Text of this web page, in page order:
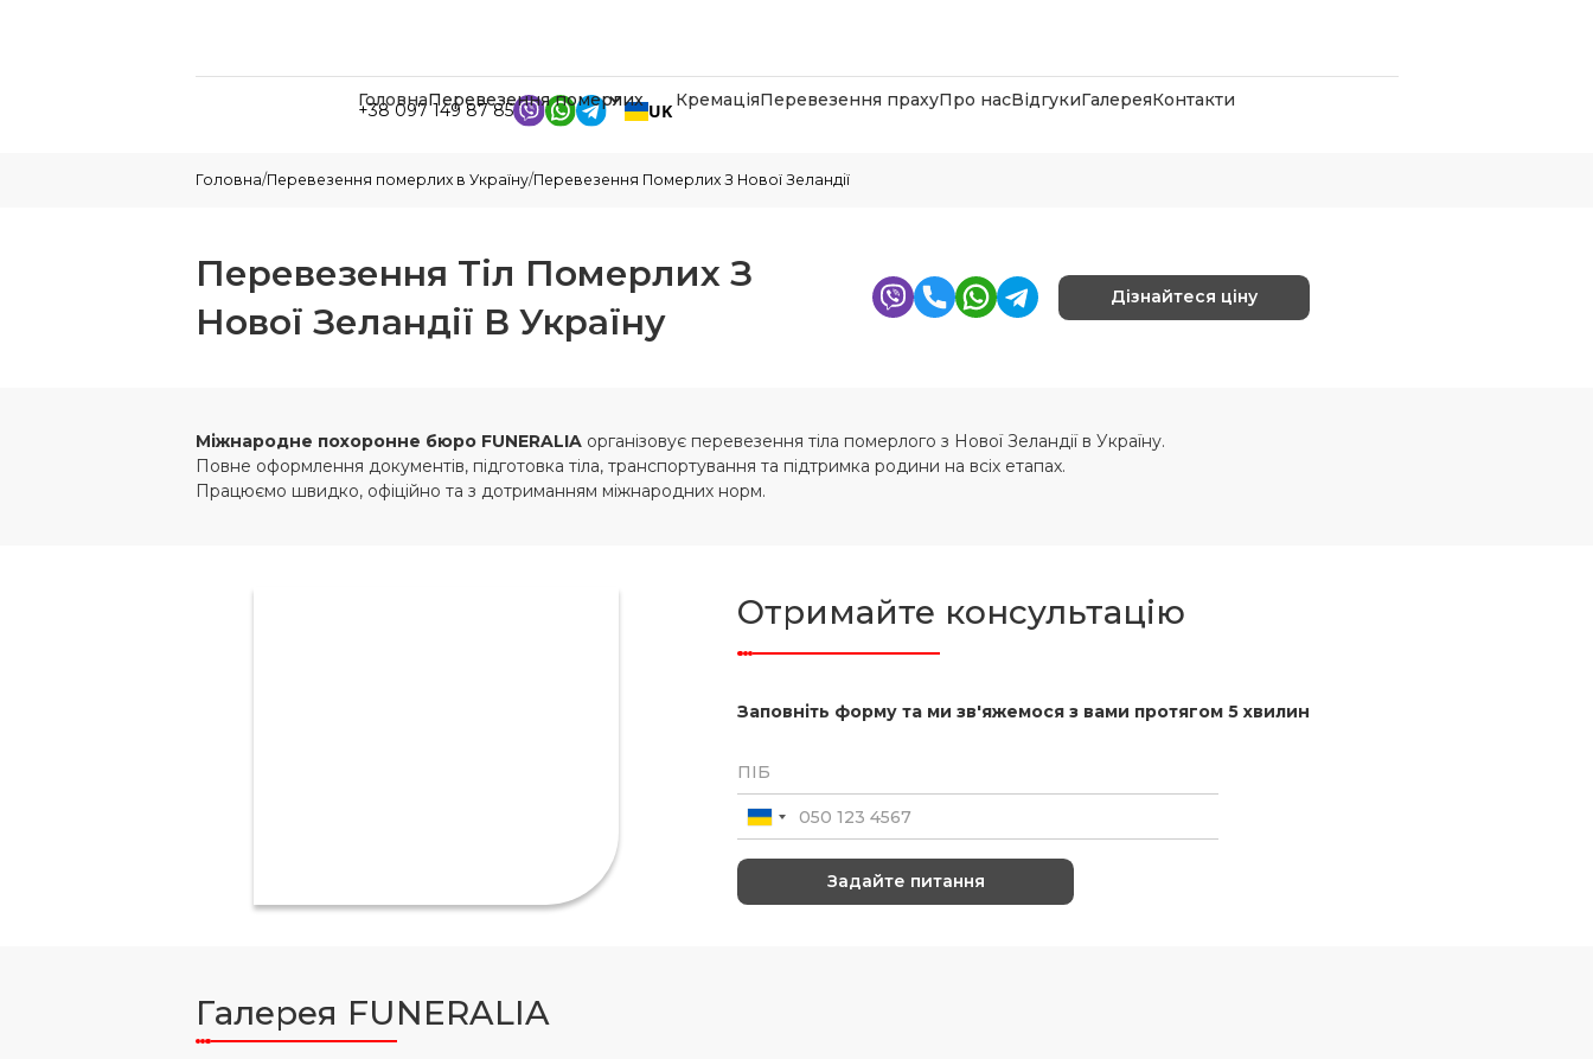
+38 097 149 87 85 UK
ГоловнаПеревезення померлих КремаціяПеревезення прахуПро насВідгукиГалереяКонтакти
Головна/Перевезення померлих в Україну/Перевезення Померлих З Нової Зеландії
Перевезення Тіл Померлих З
Нової Зеландії В Україну
Дізнайтеся ціну
Міжнародне похоронне бюро FUNERALIAорганізовує перевезення тіла померлого з Нової Зеландії в Україну.
Повне оформлення документів, підготовка тіла, транспортування та підтримка родини на всіх етапах.
Працюємо швидко, офіційно та з дотриманням міжнародних норм.
Отримайте консультацію
Заповніть форму та ми зв'яжемося з вами протягом 5 хвилин
Галерея FUNERALIA